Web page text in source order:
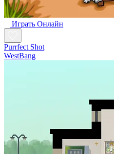
Играть Oнлайн
Purrfect Shot
WestBang